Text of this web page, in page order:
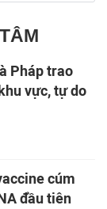
Pháp trao
vực, tự do
cúm
đầu tiên